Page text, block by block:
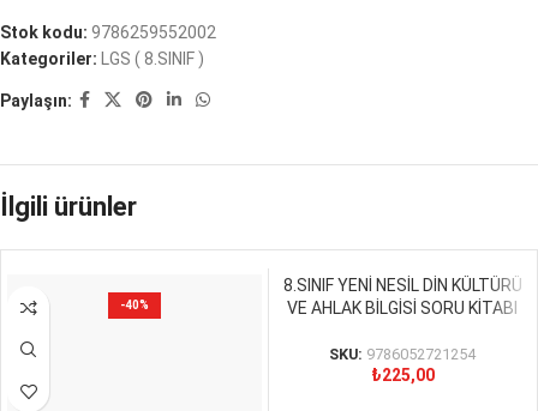
Stok kodu: 9786259552002
Kategoriler:
LGS ( 8.SINIF )
Paylaşın:
İlgili ürünler
-40%
8.SINIF YENİ NESİL DİN KÜLTÜRÜ
VE AHLAK BİLGİSİ SORU KİTABI
SKU: 9786052721254
₺225,00